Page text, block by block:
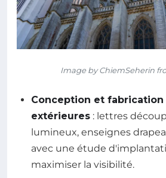
Image by ChiemSeherin
Conception et
extérieures : lettres
lumineux, enseignes
avec une étude
maximiser la visibilité.